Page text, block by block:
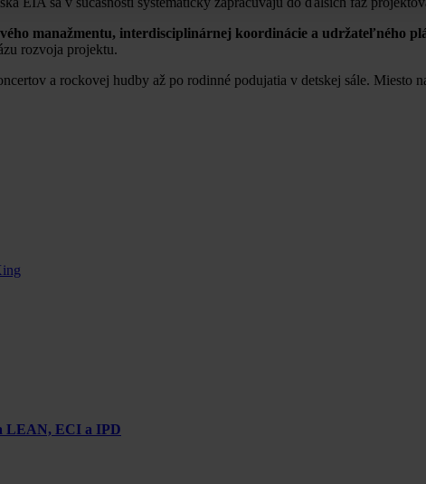
manažmentu, interdisciplinárnej koordinácie a udržateľného
rozvoja projektu.
a rockovej hudby až po rodinné podujatia v detskej sále. Miesto
LEAN, ECI a IPD